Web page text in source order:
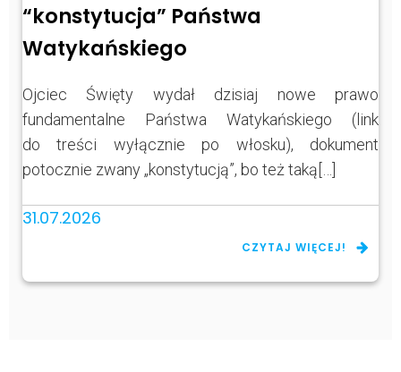
“konstytucja” Państwa
Watykańskiego
Ojciec Święty wydał dzisiaj nowe prawo
fundamentalne Państwa Watykańskiego (link
do treści wyłącznie po włosku), dokument
potocznie zwany „konstytucją”, bo też taką[…]
31.07.2026
CZYTAJ WIĘCEJ!